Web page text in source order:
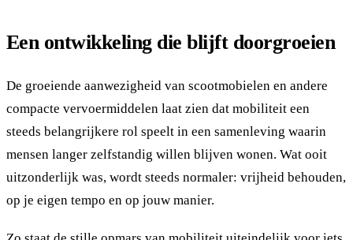
Een ontwikkeling die blijft doorgroeien
De groeiende aanwezigheid van scootmobielen en andere
compacte vervoermiddelen laat zien dat mobiliteit een
steeds belangrijkere rol speelt in een samenleving waarin
mensen langer zelfstandig willen blijven wonen. Wat ooit
uitzonderlijk was, wordt steeds normaler: vrijheid behouden,
op je eigen tempo en op jouw manier.